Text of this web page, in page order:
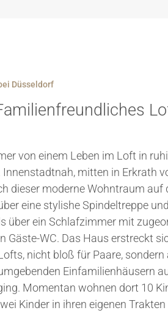
Düsseldorf
von einem Leben im Loft in
mitten in Erkrath
dieser moderne Wohntraum
eine stylishe Spindeltreppe
über ein Schlafzimmer mit
Gäste-WC. Das Haus erstreckt
nicht bloß für Paare,
Einfamilienhäusern
Momentan wohnen dort 10
Kinder in ihren eigenen